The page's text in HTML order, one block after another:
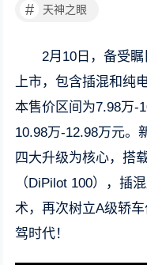
# 天神之眼
2月10日，备受
上市，包含插混和纯
本售价区间为7.98万-
10.98万-12.98万元。
四大升级为核心，搭
（DiPilot 100），插
术，再次树立A级轿
驾时代！